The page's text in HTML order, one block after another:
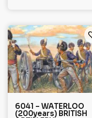
6041 – WATERLOO
(200years) BRITISH